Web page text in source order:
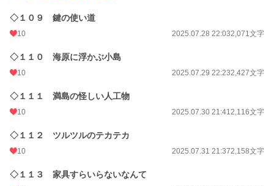
◇１０９ 鍵の使い道
10 2025.07.28 22:032,071文字
◇１１０ 海原に浮かぶ小島
10 2025.07.29 22:232,427文字
◇１１１ 満島の怪しい人工物
10 2025.07.30 21:412,116文字
◇１１２ ツルツルのテカテカ
10 2025.07.31 21:372,158文字
◇１１３ 家具すらいらないなんて